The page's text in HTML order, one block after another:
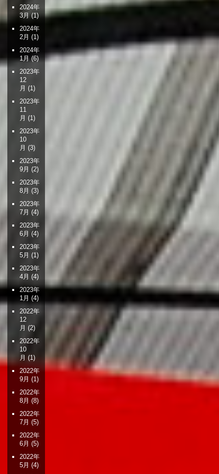
ン
2024年
3月(1)
2024年
2月 (1)
2024年
1月(6)
2023年
12
月 (1)
2023年
11
月 (1)
2023年
10
月 (3)
2023年
9月 (2)
2023年
8月 (3)
2023年
7月 (4)
2023年
6月 (4)
2023年
5月 (1)
2023年
4月 (4)
2023年
1月 (4)
2022年
12
月 (2)
2022年
10
月 (1)
2022年
9月 (1)
2022年
8月 (8)
2022年
7月 (5)
2022年
6月 (5)
2022年
5月 (4)